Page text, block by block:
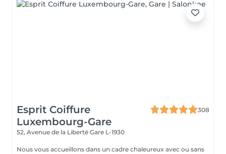
Esprit Coiffure
Luxembourg-Gare
308
52, Avenue de la Liberté Gare L-1930
Nous vous accueillons dans un cadre chaleureux avec ou sans